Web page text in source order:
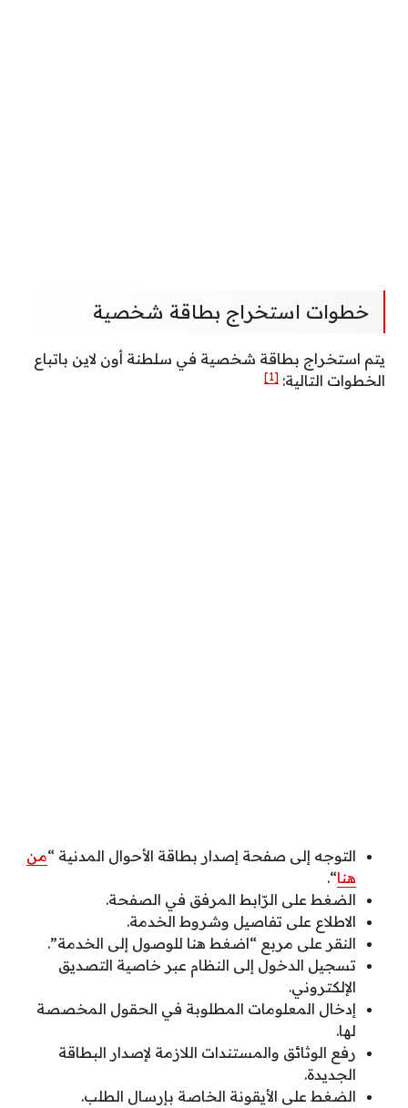
خطوات استخراج بطاقة شخصية
يتم استخراج بطاقة شخصية في سلطنة أون لاين باتباع
الخطوات التالية: [1]
التوجه إلى صفحة إصدار بطاقة الأحوال المدنية “من
هنا“.
الضغط على الرّابط المرفق في الصفحة.
الاطلاع على تفاصيل وشروط الخدمة.
النقر على مربع “اضغط هنا للوصول إلى الخدمة”.
تسجيل الدخول إلى النظام عبر خاصية التصديق
الإلكتروني.
إدخال المعلومات المطلوبة في الحقول المخصصة
لها.
رفع الوثائق والمستندات اللازمة لإصدار البطاقة
الجديدة.
الضغط على الأيقونة الخاصة بإرسال الطلب.